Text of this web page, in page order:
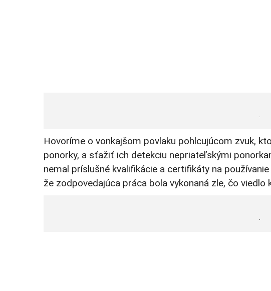
.
Hovoríme o vonkajšom povlaku pohlcujúcom zvuk,
ponorky, a sťažiť ich detekciu nepriateľskými
nemal príslušné kvalifikácie a certifikáty na
že zodpovedajúca práca bola vykonaná zle, čo
.